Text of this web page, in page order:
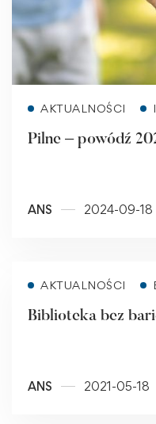
AKTUALNOŚCI
Pilne – powódź
ANS 2024-09-18
AKTUALNOŚCI
Biblioteka bez
ANS 2021-05-18